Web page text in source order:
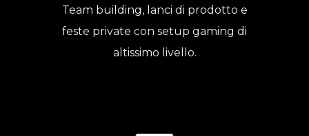
Team building, lanci di prodotto e
feste private con setup gaming di
altissimo livello.